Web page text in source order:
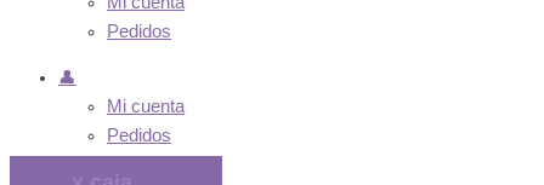
Pedidos
👤
Mi cuenta
Pedidos